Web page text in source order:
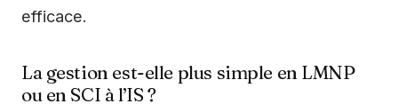
efficace.
La gestion est-elle plus simple en LMNP
ou en SCI à l’IS ?